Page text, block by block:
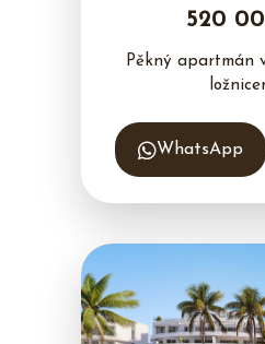
520
Pěkný apartmán
WhatsApp